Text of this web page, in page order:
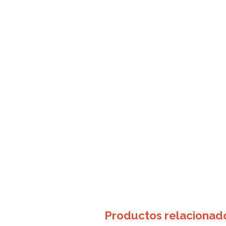
Productos